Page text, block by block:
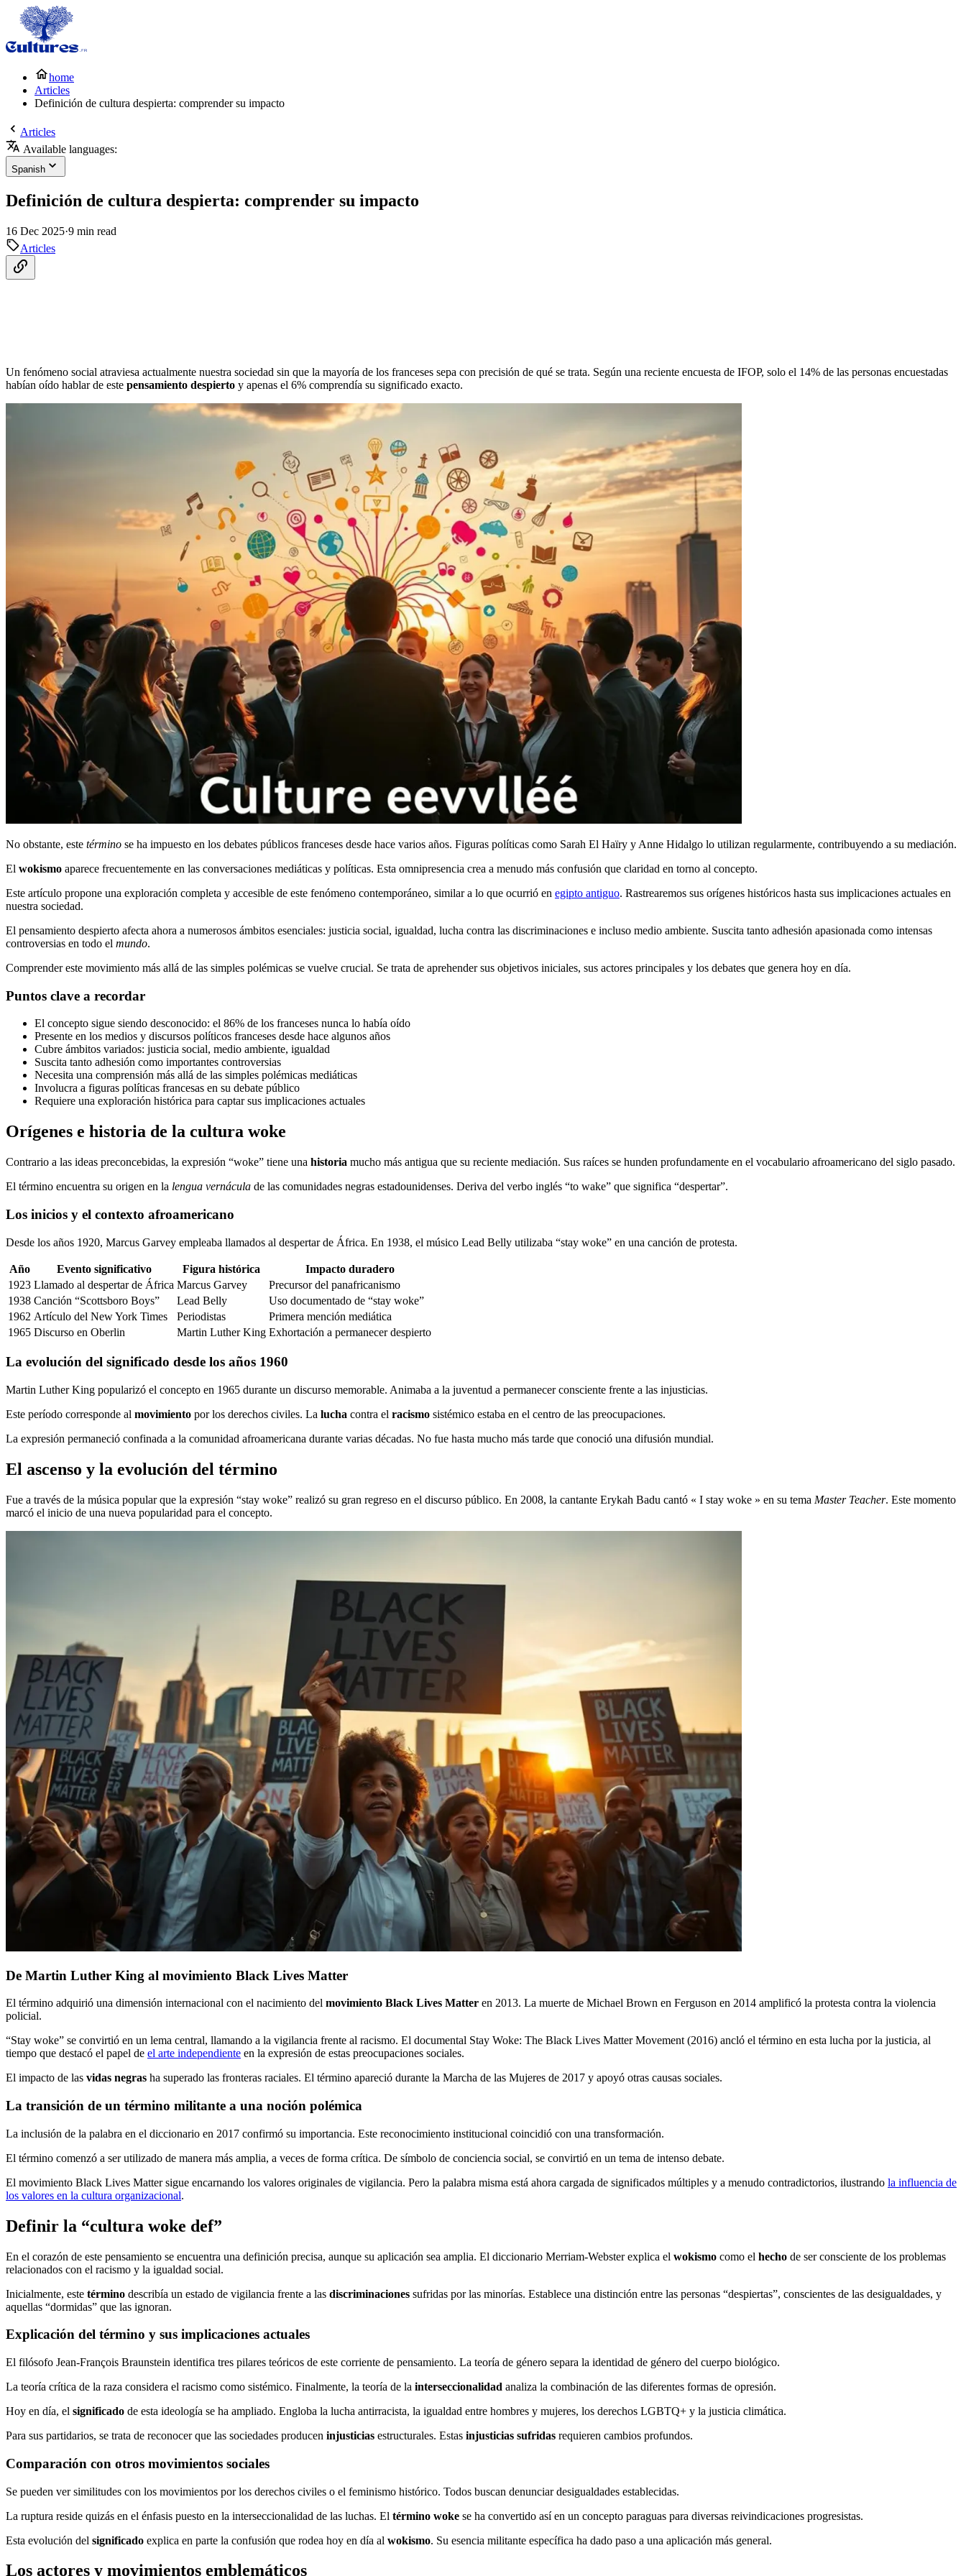
home
Articles
Definición de cultura despierta: comprender su impacto
Articles
Available languages:
Spanish
Definición de cultura despierta: comprender su impacto
16 Dec 2025·9 min read
Articles
Un fenómeno social atraviesa actualmente nuestra sociedad sin que la mayoría de los franceses sepa con precisión de qué se trata. Según una reciente encuesta de IFOP, solo el 14% de las personas encuestadas
habían oído hablar de este pensamiento despierto y apenas el 6% comprendía su significado exacto.
No obstante, este término se ha impuesto en los debates públicos franceses desde hace varios años. Figuras políticas como Sarah El Haïry y Anne Hidalgo lo utilizan regularmente, contribuyendo a su mediación.
El wokismo aparece frecuentemente en las conversaciones mediáticas y políticas. Esta omnipresencia crea a menudo más confusión que claridad en torno al concepto.
Este artículo propone una exploración completa y accesible de este fenómeno contemporáneo, similar a lo que ocurrió en egipto antiguo. Rastrearemos sus orígenes históricos hasta sus implicaciones actuales en
nuestra sociedad.
El pensamiento despierto afecta ahora a numerosos ámbitos esenciales: justicia social, igualdad, lucha contra las discriminaciones e incluso medio ambiente. Suscita tanto adhesión apasionada como intensas
controversias en todo el mundo.
Comprender este movimiento más allá de las simples polémicas se vuelve crucial. Se trata de aprehender sus objetivos iniciales, sus actores principales y los debates que genera hoy en día.
Puntos clave a recordar
El concepto sigue siendo desconocido: el 86% de los franceses nunca lo había oído
Presente en los medios y discursos políticos franceses desde hace algunos años
Cubre ámbitos variados: justicia social, medio ambiente, igualdad
Suscita tanto adhesión como importantes controversias
Necesita una comprensión más allá de las simples polémicas mediáticas
Involucra a figuras políticas francesas en su debate público
Requiere una exploración histórica para captar sus implicaciones actuales
Orígenes e historia de la cultura woke
Contrario a las ideas preconcebidas, la expresión “woke” tiene una historia mucho más antigua que su reciente mediación. Sus raíces se hunden profundamente en el vocabulario afroamericano del siglo pasado.
El término encuentra su origen en la lengua vernácula de las comunidades negras estadounidenses. Deriva del verbo inglés “to wake” que significa “despertar”.
Los inicios y el contexto afroamericano
Desde los años 1920, Marcus Garvey empleaba llamados al despertar de África. En 1938, el músico Lead Belly utilizaba “stay woke” en una canción de protesta.
Año Evento significativo Figura histórica
Impacto duradero
1923 Llamado al despertar de África Marcus Garvey
Precursor del panafricanismo
1938 Canción “Scottsboro Boys” Lead Belly
Uso documentado de “stay woke”
1962 Artículo del New York Times Periodistas
Primera mención mediática
1965 Discurso en Oberlin Martin Luther King Exhortación a permanecer despierto
La evolución del significado desde los años 1960
Martin Luther King popularizó el concepto en 1965 durante un discurso memorable. Animaba a la juventud a permanecer consciente frente a las injusticias.
Este período corresponde al movimiento por los derechos civiles. La lucha contra el racismo sistémico estaba en el centro de las preocupaciones.
La expresión permaneció confinada a la comunidad afroamericana durante varias décadas. No fue hasta mucho más tarde que conoció una difusión mundial.
El ascenso y la evolución del término
Fue a través de la música popular que la expresión “stay woke” realizó su gran regreso en el discurso público. En 2008, la cantante Erykah Badu cantó « I stay woke » en su tema Master Teacher. Este momento
marcó el inicio de una nueva popularidad para el concepto.
De Martin Luther King al movimiento Black Lives Matter
El término adquirió una dimensión internacional con el nacimiento del movimiento Black Lives Matter en 2013. La muerte de Michael Brown en Ferguson en 2014 amplificó la protesta contra la violencia
policial.
“Stay woke” se convirtió en un lema central, llamando a la vigilancia frente al racismo. El documental Stay Woke: The Black Lives Matter Movement (2016) ancló el término en esta lucha por la justicia, al
tiempo que destacó el papel de el arte independiente en la expresión de estas preocupaciones sociales.
El impacto de las vidas negras ha superado las fronteras raciales. El término apareció durante la Marcha de las Mujeres de 2017 y apoyó otras causas sociales.
La transición de un término militante a una noción polémica
La inclusión de la palabra en el diccionario en 2017 confirmó su importancia. Este reconocimiento institucional coincidió con una transformación.
El término comenzó a ser utilizado de manera más amplia, a veces de forma crítica. De símbolo de conciencia social, se convirtió en un tema de intenso debate.
El movimiento Black Lives Matter sigue encarnando los valores originales de vigilancia. Pero la palabra misma está ahora cargada de significados múltiples y a menudo contradictorios, ilustrando la influencia de
los valores en la cultura organizacional.
Definir la “cultura woke def”
En el corazón de este pensamiento se encuentra una definición precisa, aunque su aplicación sea amplia. El diccionario Merriam-Webster explica el wokismo como el hecho de ser consciente de los problemas
relacionados con el racismo y la igualdad social.
Inicialmente, este término describía un estado de vigilancia frente a las discriminaciones sufridas por las minorías. Establece una distinción entre las personas “despiertas”, conscientes de las desigualdades, y
aquellas “dormidas” que las ignoran.
Explicación del término y sus implicaciones actuales
El filósofo Jean-François Braunstein identifica tres pilares teóricos de este corriente de pensamiento. La teoría de género separa la identidad de género del cuerpo biológico.
La teoría crítica de la raza considera el racismo como sistémico. Finalmente, la teoría de la interseccionalidad analiza la combinación de las diferentes formas de opresión.
Hoy en día, el significado de esta ideología se ha ampliado. Engloba la lucha antirracista, la igualdad entre hombres y mujeres, los derechos LGBTQ+ y la justicia climática.
Para sus partidarios, se trata de reconocer que las sociedades producen injusticias estructurales. Estas injusticias sufridas requieren cambios profundos.
Comparación con otros movimientos sociales
Se pueden ver similitudes con los movimientos por los derechos civiles o el feminismo histórico. Todos buscan denunciar desigualdades establecidas.
La ruptura reside quizás en el énfasis puesto en la interseccionalidad de las luchas. El término woke se ha convertido así en un concepto paraguas para diversas reivindicaciones progresistas.
Esta evolución del significado explica en parte la confusión que rodea hoy en día al wokismo. Su esencia militante específica ha dado paso a una aplicación más general.
Los actores y movimientos emblemáticos